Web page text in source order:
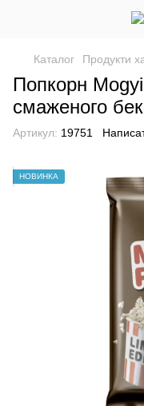
Каталог Продукти
Попкорн
смаженого
Артикул: 19751
НОВИНКА